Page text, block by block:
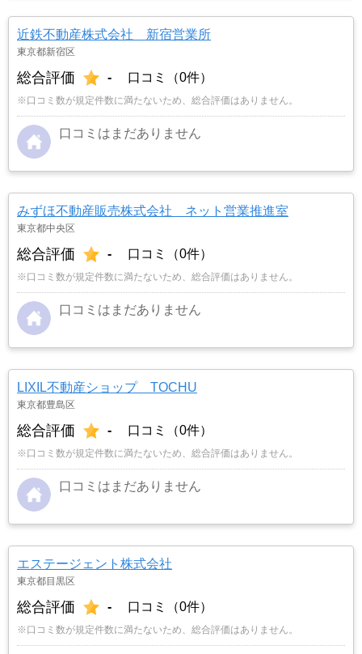
近鉄不動産株式会社 新宿営業所
東京都新宿区
総合評価 - 口コミ（0件）
※口コミ数が規定件数に満たないため、総合評価はありません。
口コミはまだありません
みずほ不動産販売株式会社 ネット営業推進室
東京都中央区
総合評価 - 口コミ（0件）
※口コミ数が規定件数に満たないため、総合評価はありません。
口コミはまだありません
LIXIL不動産ショップ TOCHU
東京都豊島区
総合評価 - 口コミ（0件）
※口コミ数が規定件数に満たないため、総合評価はありません。
口コミはまだありません
エステージェント株式会社
東京都目黒区
総合評価 - 口コミ（0件）
※口コミ数が規定件数に満たないため、総合評価はありません。